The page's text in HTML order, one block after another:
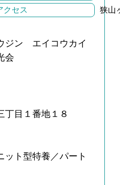
クセス
狭山
ジン エイコウカイ
会
丁目１番地１８
ット型特養／パート